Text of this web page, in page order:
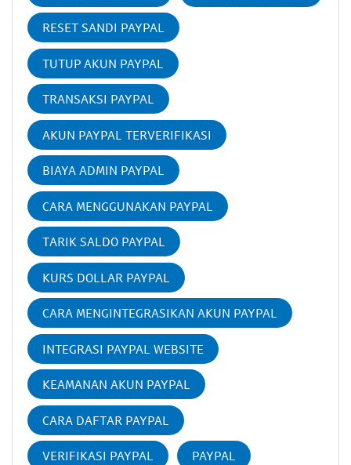
RESET SANDI PAYPAL
TUTUP AKUN PAYPAL
TRANSAKSI PAYPAL
AKUN PAYPAL TERVERIFIKASI
BIAYA ADMIN PAYPAL
CARA MENGGUNAKAN PAYPAL
TARIK SALDO PAYPAL
KURS DOLLAR PAYPAL
CARA MENGINTEGRASIKAN AKUN PAYPAL
INTEGRASI PAYPAL WEBSITE
KEAMANAN AKUN PAYPAL
CARA DAFTAR PAYPAL
VERIFIKASI PAYPAL PAYPAL